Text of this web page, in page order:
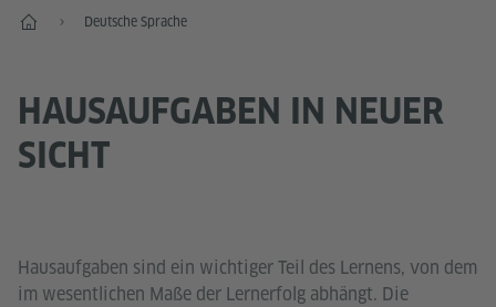
Start Deutsche Sprache
HAUSAUFGABEN IN NEUER
SICHT
Hausaufgaben sind ein wichtiger Teil des Lernens, von dem
im wesentlichen Maße der Lernerfolg abhängt. Die